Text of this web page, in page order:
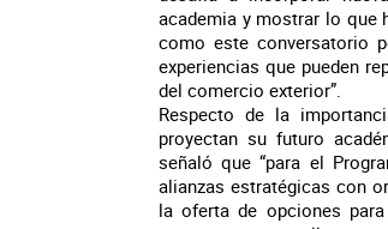
academia y mostrar lo que
como este conversatorio
experiencias que pueden
del comercio exterior”.
Respecto de la
proyectan su futuro
señaló que “para el
alianzas estratégicas con
la oferta de opciones